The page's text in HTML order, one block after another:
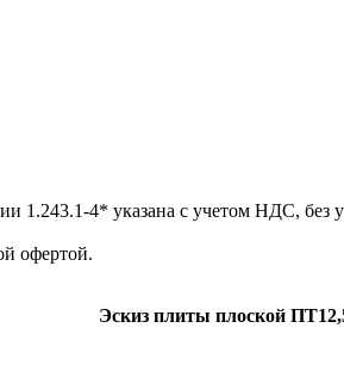
4* указана с учетом НДС, без
офертой.
Эскиз плиты плоской